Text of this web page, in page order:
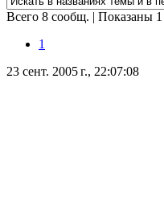
Всего 8 сообщ. | Показаны
1
23 сент. 2005 г., 22:07:08